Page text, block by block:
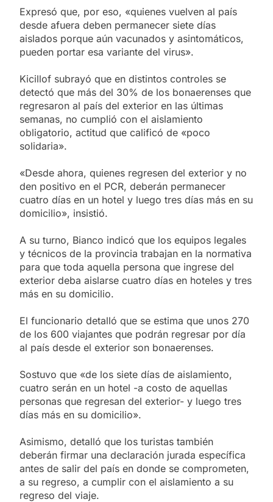
Expresó que, por eso, «quienes vuelven al país
desde afuera deben permanecer siete días
aislados porque aún vacunados y asintomáticos,
pueden portar esa variante del virus».
Kicillof subrayó que en distintos controles se
detectó que más del 30% de los bonaerenses que
regresaron al país del exterior en las últimas
semanas, no cumplió con el aislamiento
obligatorio, actitud que calificó de «poco
solidaria».
«Desde ahora, quienes regresen del exterior y no
den positivo en el PCR, deberán permanecer
cuatro días en un hotel y luego tres días más en su
domicilio», insistió.
A su turno, Bianco indicó que los equipos legales
y técnicos de la provincia trabajan en la normativa
para que toda aquella persona que ingrese del
exterior deba aislarse cuatro días en hoteles y tres
más en su domicilio.
El funcionario detalló que se estima que unos 270
de los 600 viajantes que podrán regresar por día
al país desde el exterior son bonaerenses.
Sostuvo que «de los siete días de aislamiento,
cuatro serán en un hotel -a costo de aquellas
personas que regresan del exterior- y luego tres
días más en su domicilio».
Asimismo, detalló que los turistas también
deberán firmar una declaración jurada específica
antes de salir del país en donde se comprometen,
a su regreso, a cumplir con el aislamiento a su
regreso del viaje.